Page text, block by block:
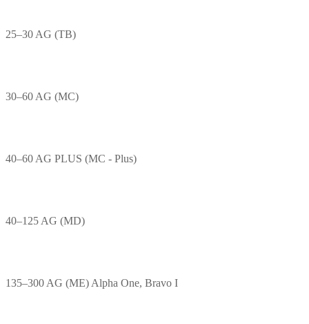
25–30 AG (TB)
30–60 AG (MC)
40–60 AG PLUS (MC - Plus)
40–125 AG (MD)
135–300 AG (ME) Alpha One, Bravo I